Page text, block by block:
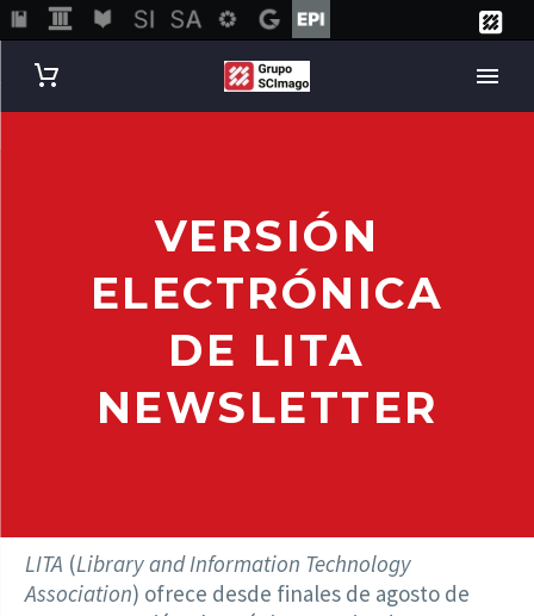
VERSIÓN
ELECTRÓNICA
DE LITA
NEWSLETTER
LITA (Library and Information Technology
Association) ofrece desde finales de agosto de